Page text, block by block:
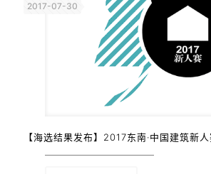
2017-07-30
【海选结果发布】2017东南·中国建筑新